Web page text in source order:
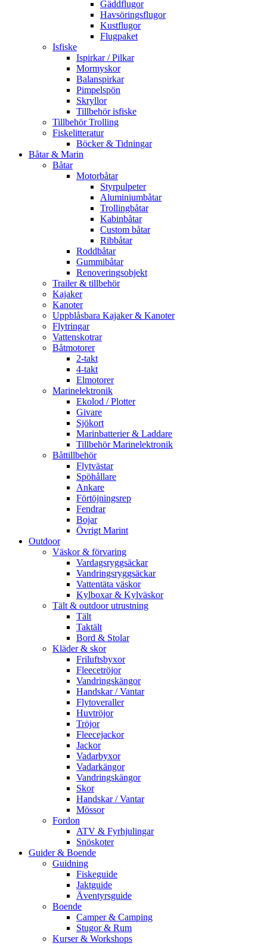
Gäddflugor
Havsöringsflugor
Kustflugor
Flugpaket
Isfiske
Ispirkar / Pilkar
Mormyskor
Balanspirkar
Pimpelspön
Skryllor
Tillbehör isfiske
Tillbehör Trolling
Fiskelitteratur
Böcker & Tidningar
Båtar & Marin
Båtar
Motorbåtar
Styrpulpeter
Aluminiumbåtar
Trollingbåtar
Kabinbåtar
Custom båtar
Ribbåtar
Roddbåtar
Gummibåtar
Renoveringsobjekt
Trailer & tillbehör
Kajaker
Kanoter
Uppblåsbara Kajaker & Kanoter
Flytringar
Vattenskotrar
Båtmotorer
2-takt
4-takt
Elmotorer
Marinelektronik
Ekolod / Plotter
Givare
Sjökort
Marinbatterier & Laddare
Tillbehör Marinelektronik
Båttillbehör
Flytvästar
Spöhållare
Ankare
Förtöjningsrep
Fendrar
Bojar
Övrigt Marint
Outdoor
Väskor & förvaring
Vardagsryggsäckar
Vandringsryggsäckar
Vattentäta väskor
Kylboxar & Kylväskor
Tält & outdoor utrustning
Tält
Taktält
Bord & Stolar
Kläder & skor
Friluftsbyxor
Fleecetröjor
Vandringskängor
Handskar / Vantar
Flytoveraller
Huvtröjor
Tröjor
Fleecejackor
Jackor
Vadarbyxor
Vadarkängor
Vandringskängor
Skor
Handskar / Vantar
Mössor
Fordon
ATV & Fyrhjulingar
Snöskoter
Guider & Boende
Guidning
Fiskeguide
Jaktguide
Äventyrsguide
Boende
Camper & Camping
Stugor & Rum
Kurser & Workshops